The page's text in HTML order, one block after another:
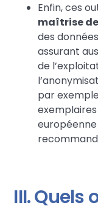
Enfin, ces
maîtrise
des
assurant
de
par
III. Quels